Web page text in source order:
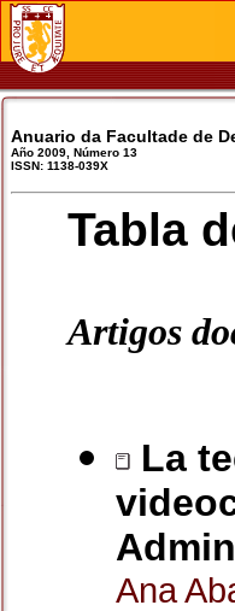
Anuario da Facultade de
Año 2009, Número 13
ISSN: 1138-039X
Tabla
Artigos
La
Ana